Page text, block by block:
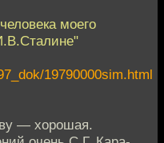
моего
19790000sim.html
— хорошая.